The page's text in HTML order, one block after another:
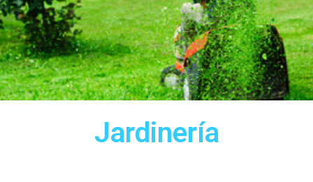
Jardinería